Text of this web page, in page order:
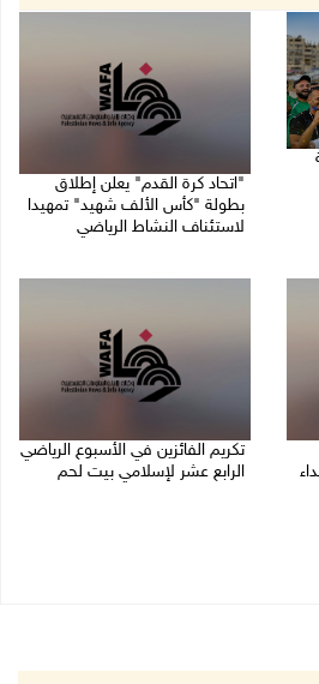
"اتحاد كرة القدم" يعلن إطلاق
بطولة "كأس الألف شهيد" تمهيدا
لاستئناف النشاط الرياضي
تكريم الفائزين في الأسبوع الرياضي
الرابع عشر لإسلامي بيت لحم